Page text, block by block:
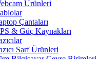
Ürünleri
Çantaları
& Güç Kaynakları
Sarf Ürünleri